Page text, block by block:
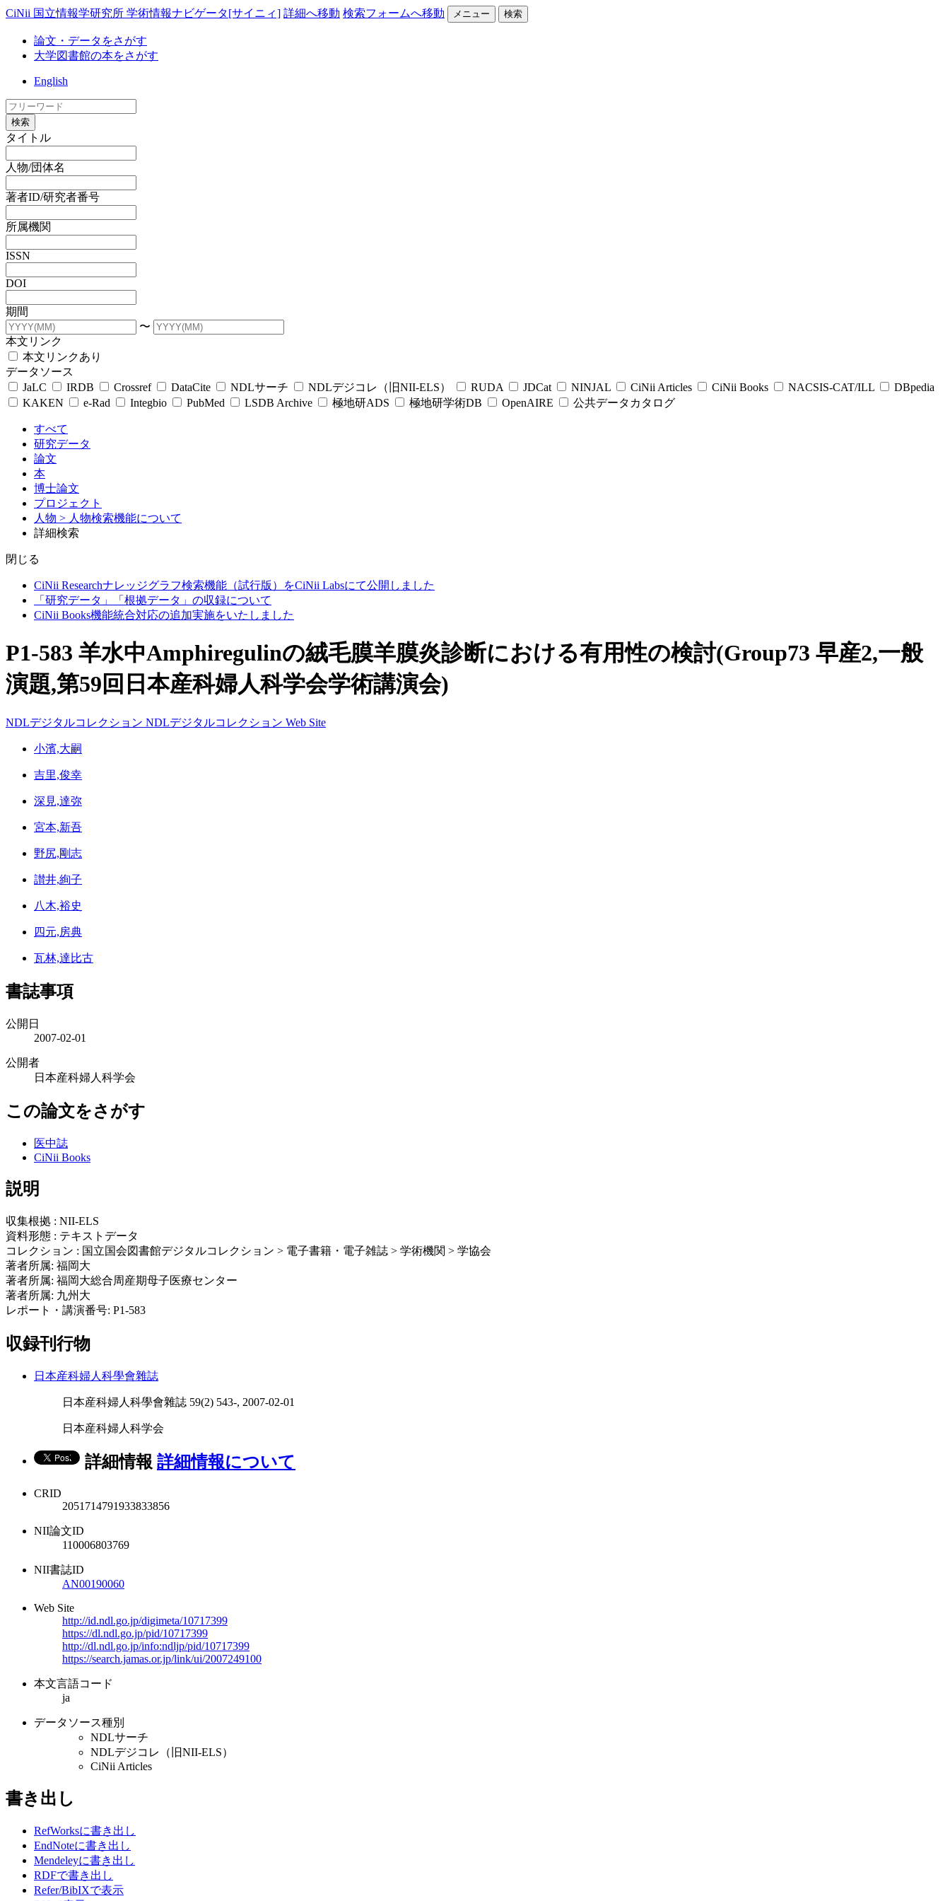
CiNii 国立情報学研究所 学術情報ナビゲータ[サイニィ] 詳細へ移動 検索フォームへ移動 メニュー 検索
論文・データをさがす
大学図書館の本をさがす
English
検索
タイトル
人物/団体名
著者ID/研究者番号
所属機関
ISSN
DOI
期間
〜
本文リンク
本文リンクあり
データソース
JaLC
IRDB Crossref DataCite NDLサーチ NDLデジコレ（旧NII-ELS） RUDA JDCat NINJAL CiNii Articles CiNii Books NACSIS-CAT/ILL
DBpedia
KAKEN
e-Rad Integbio PubMed LSDB Archive 極地研ADS 極地研学術DB OpenAIRE 公共データカタログ
すべて
研究データ
論文
本
博士論文
プロジェクト
人物 > 人物検索機能について
詳細検索
閉じる
CiNii Researchナレッジグラフ検索機能（試行版）をCiNii Labsにて公開しました
「研究データ」「根拠データ」の収録について
CiNii Books機能統合対応の追加実施をいたしました
P1-583 羊水中Amphiregulinの絨毛膜羊膜炎診断における有用性の検討(Group73 早産2,一般
演題,第59回日本産科婦人科学会学術講演会)
NDLデジタルコレクション NDLデジタルコレクション Web Site
小濱,大嗣
吉里,俊幸
深見,達弥
宮本,新吾
野尻,剛志
讃井,絢子
八木,裕史
四元,房典
瓦林,達比古
書誌事項
公開日
2007-02-01
公開者
日本産科婦人科学会
この論文をさがす
医中誌
CiNii Books
説明
収集根拠 : NII-ELS
資料形態 : テキストデータ
コレクション : 国立国会図書館デジタルコレクション > 電子書籍・電子雑誌 > 学術機関 > 学協会
著者所属: 福岡大
著者所属: 福岡大総合周産期母子医療センター
著者所属: 九州大
レポート・講演番号: P1-583
収録刊行物
日本産科婦人科學會雜誌
日本産科婦人科學會雜誌 59(2) 543-, 2007-02-01
日本産科婦人科学会
詳細情報 詳細情報について
CRID
2051714791933833856
NII論文ID
110006803769
NII書誌ID
AN00190060
Web Site
http://id.ndl.go.jp/digimeta/10717399
https://dl.ndl.go.jp/pid/10717399
http://dl.ndl.go.jp/info:ndljp/pid/10717399
https://search.jamas.or.jp/link/ui/2007249100
本文言語コード
ja
データソース種別
NDLサーチ
NDLデジコレ（旧NII-ELS）
CiNii Articles
書き出し
RefWorksに書き出し
EndNoteに書き出し
Mendeleyに書き出し
RDFで書き出し
Refer/BibIXで表示